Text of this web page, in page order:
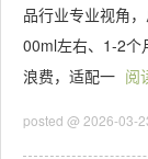
品行业专业视角
00ml左右、1-2个
浪费，适配一 阅
posted @ 2026-03-